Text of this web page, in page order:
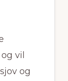
vil
og